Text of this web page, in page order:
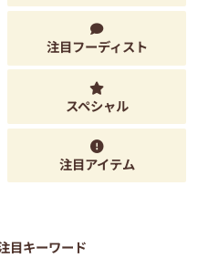
注目フーディスト
スペシャル
注目アイテム
目キーワード